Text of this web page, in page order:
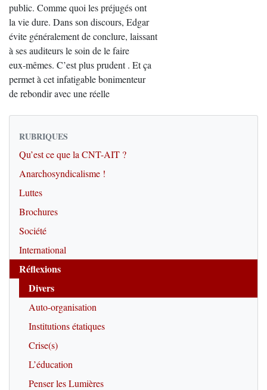
public. Comme quoi les préjugés ont
la vie dure. Dans son discours, Edgar
évite généralement de conclure, laissant
à ses auditeurs le soin de le faire
eux-mêmes. C’est plus prudent . Et ça
permet à cet infatigable bonimenteur
de rebondir avec une réelle
RUBRIQUES
Qu’est ce que la CNT-AIT ?
Anarchosyndicalisme !
Luttes
Brochures
Société
International
Réflexions
Divers
Auto-organisation
Institutions étatiques
Crise(s)
L’éducation
Penser les Lumières